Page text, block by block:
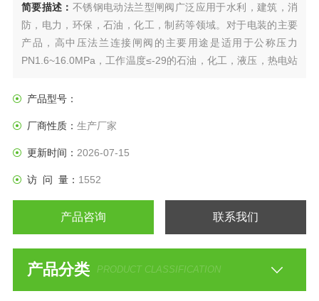
简要描述： 不锈钢电动法兰型闸阀广泛应用于水利，建筑，消
防，电力，环保，石油，化工，制药等领域。对于电装的主要
产品，高中压法兰连接闸阀的主要用途是适用于公称压力
PN1.6~16.0MPa，工作温度≤-29的石油，化工，液压，热电站
用介质：水，油，蒸汽，酸，碱，氨，尿素，含硫天然气等。
产品型号：
厂商性质： 生产厂家
更新时间： 2026-07-15
访 问 量： 1552
产品咨询 联系我们
产品分类 PRODUCT CLASSIFICATION